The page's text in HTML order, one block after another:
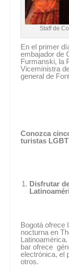
Staff de
En el primer
embajador de
Furmanski, la
Viceministra
general de
Conozca
turistas
Disfrutar
Bogotá ofrece
nocturna en
bar ofrece
electrónica, el
otros.